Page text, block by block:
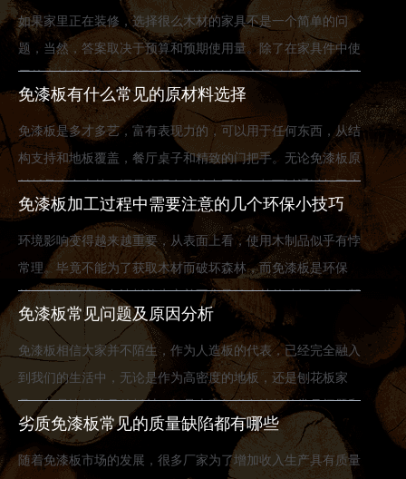
如果家里正在装修，选择很么木材的家具不是一个简单的问
题，当然，答案取决于预算和预期使用量。除了在家具件中使
用的木材类型和质量外，用于制作的过程也是对木质家具质量
水平有很大影响。那么什么木材最适合家具行业？
免漆板有什么常见的原材料选择
免漆板是多才多艺，富有表现力的，可以用于任何东西，从结
构支持和地板覆盖，餐厅桌子和精致的门把手。无论免漆板原
材料是来自森林，还是从现有建筑中回收，都可以通过加工生
产成为免漆板。由于不同的处理方案，要确定不同木材原创带
来的不同效果，因为不同的原材料生产出来的产品是不同的，
那么免漆板有什么常见的原材料选择？
免漆板加工过程中需要注意的几个环保小技巧
环境影响变得越来越重要，从表面上看，使用木制品似乎有悖
常理。毕竟不能为了获取木材而破坏森林，而免漆板是环保
的，可持续的。免漆板的生产并不会导致森林的破坏，为了帮
助确保免漆板加工过程支持大自然，这里有几个环保小技巧可
以帮助大家。
免漆板常见问题及原因分析
免漆板相信大家并不陌生，作为人造板的代表，已经完全融入
到我们的生活中，无论是作为高密度的地板，还是刨花板家
具，都是比较常见的板材。但是大家知道免漆板的常见问题和
原因吗？接下来，让就简要介绍给大家。
劣质免漆板常见的质量缺陷都有哪些
随着免漆板市场的发展，很多厂家为了增加收入生产具有质量